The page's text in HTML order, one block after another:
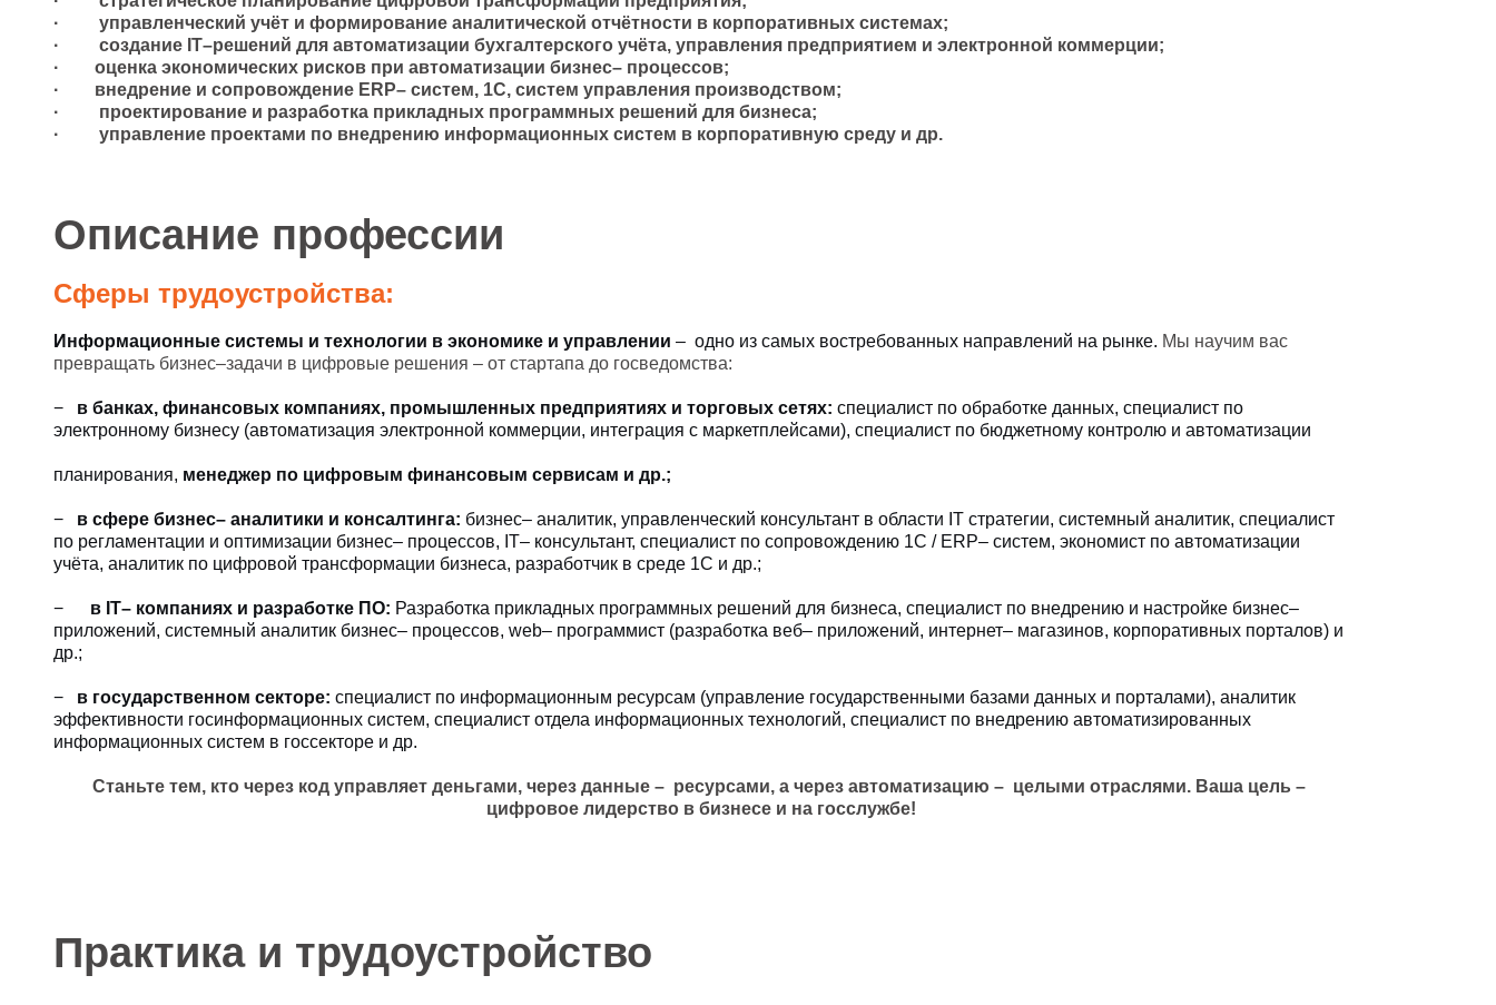
· управленческий учёт и формирование аналитической отчётности в корпоративных системах;
· создание IT–решений для автоматизации бухгалтерского учёта, управления предприятием и электронной коммерции;
· оценка экономических рисков при автоматизации бизнес– процессов;
· внедрение и сопровождение ERP– систем, 1С, систем управления производством;
· проектирование и разработка прикладных программных решений для бизнеса;
· управление проектами по внедрению информационных систем в корпоративную среду и др.
Описание профессии
Сферы трудоустройства:
Информационные системы и технологии в экономике и управлении – одно из самых востребованных направлений на рынке. Мы научим вас
превращать бизнес–задачи в цифровые решения – от стартапа до госведомства:
− в банках, финансовых компаниях, промышленных предприятиях и торговых сетях: специалист по обработке данных, специалист по
электронному бизнесу (автоматизация электронной коммерции, интеграция с маркетплейсами), специалист по бюджетному контролю и автоматизации
планирования, менеджер по цифровым финансовым сервисам и др.;
− в сфере бизнес– аналитики и консалтинга: бизнес– аналитик, управленческий консультант в области IT стратегии, системный аналитик, специалист
по регламентации и оптимизации бизнес– процессов, IT– консультант, специалист по сопровождению 1С / ERP– систем, экономист по автоматизации
учёта, аналитик по цифровой трансформации бизнеса, разработчик в среде 1С и др.;
− в IT– компаниях и разработке ПО: Разработка прикладных программных решений для бизнеса, специалист по внедрению и настройке бизнес–
приложений, системный аналитик бизнес– процессов, web– программист (разработка веб– приложений, интернет– магазинов, корпоративных порталов) и
др.;
− в государственном секторе: специалист по информационным ресурсам (управление государственными базами данных и порталами), аналитик
эффективности госинформационных систем, специалист отдела информационных технологий, специалист по внедрению автоматизированных
информационных систем в госсекторе и др.
Станьте тем, кто через код управляет деньгами, через данные – ресурсами, а через автоматизацию – целыми отраслями. Ваша цель –
цифровое лидерство в бизнесе и на госслужбе!
Практика и трудоустройство